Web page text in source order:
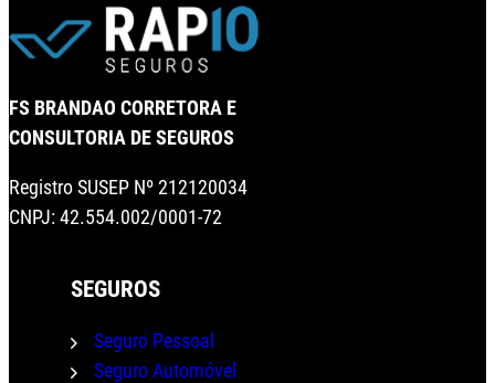
FS BRANDAO CORRETORA E
CONSULTORIA DE SEGUROS
Registro SUSEP Nº 212120034
CNPJ: 42.554.002/0001-72
SEGUROS
Seguro Pessoal
Seguro Automóvel